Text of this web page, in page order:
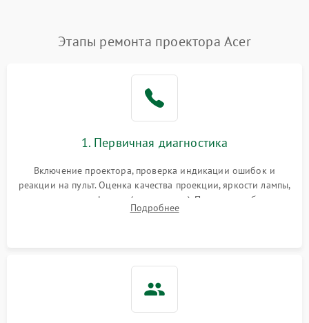
Нестабильная яркость или
контраст
4000 ₽ Подробнее →
Неравномерная подсветка
автоматическая коррекция
трапеции (Keystone)
Проблемы с
масштабированием
Подробнее →
Этапы ремонта проектора Acer
1. Первичная диагностика
Включение проектора, проверка индикации ошибок и
реакции на пульт. Оценка качества проекции, яркости лампы,
наличия артефактов (точки, пятна). Проверка работы
системы охлаждения по уровню шума вентиляторов.
Подробнее